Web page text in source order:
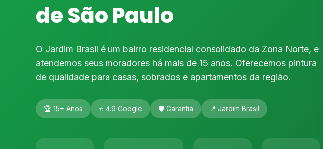
de São Paulo
O Jardim Brasil é um bairro residencial consolidado da Zona Norte, e
atendemos seus moradores há mais de 15 anos. Oferecemos pintura
de qualidade para casas, sobrados e apartamentos da região.
🏆 15+ Anos ⭐ 4.9 Google 🛡️ Garantia 📍 Jardim Brasil